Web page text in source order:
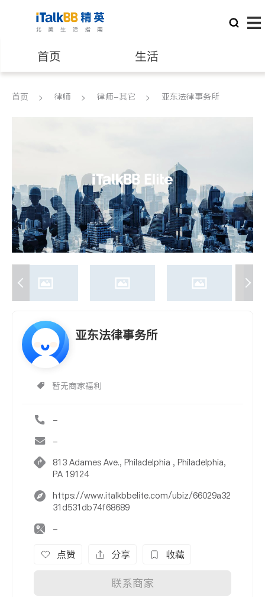
首页 生活
医生 律师
养老 非盈利组织
首页 律师 律师-其它 亚东法律事务所
亚东法律事务所
暂无商家福利
-
-
813 Adames Ave., Philadelphia , Philadelphia,
PA 19124
https://www.italkbbelite.com/ubiz/66029a32
31d531db74f68689
-
点赞 分享 收藏
联系商家